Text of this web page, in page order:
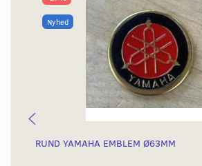
Nyhed
RUND YAMAHA EMBLEM Ø63MM